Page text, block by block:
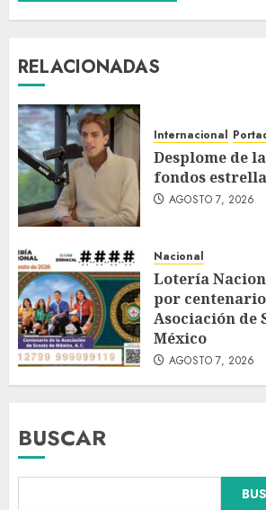
RELACIONADAS
Internacional
Desplome de
fondos
AGOSTO 7, 2026
Nacional
Lotería
por
Asociación de
México
AGOSTO 7, 2026
BUSCAR
Hijos de